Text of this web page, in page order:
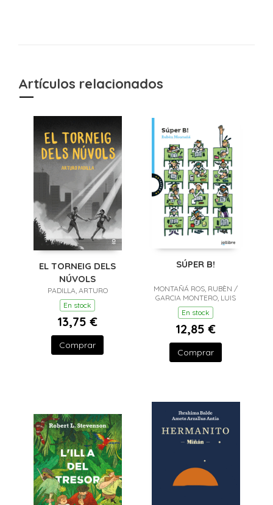
Artículos relacionados
EL TORNEIG DELS
NÚVOLS
PADILLA, ARTURO
En stock
13,75 €
Comprar
SÚPER B!
MONTAÑÁ ROS, RUBÈN /
GARCIA MONTERO, LUIS
En stock
12,85 €
Comprar